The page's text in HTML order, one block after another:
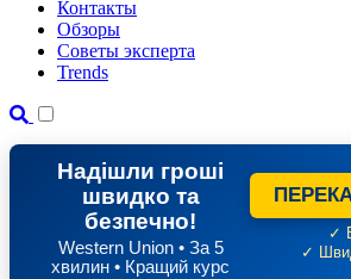
Контакты
Обзоры
Советы эксперта
Trends
Надішли гроші
швидко та
безпечно!
Western Union • За 5
хвилин • Кращий курс
✓
✓